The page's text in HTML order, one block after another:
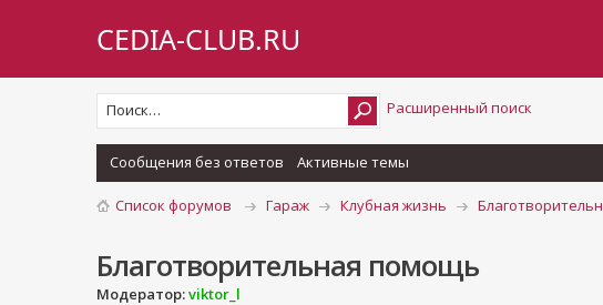
CEDIA-CLUB.RU
Расширенный поиск
Сообщения без ответов Активные темы
Список форумов Гараж Клубная жизнь
Благотворительная помощь
Модератор:viktor_l